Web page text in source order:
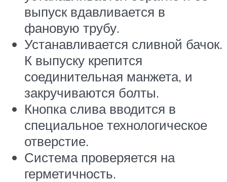
выпуск вдавливается в
фановую трубу.
Устанавливается сливной бачок.
К выпуску крепится
соединительная манжета, и
закручиваются болты.
Кнопка слива вводится в
специальное технологическое
отверстие.
Система проверяется на
герметичность.